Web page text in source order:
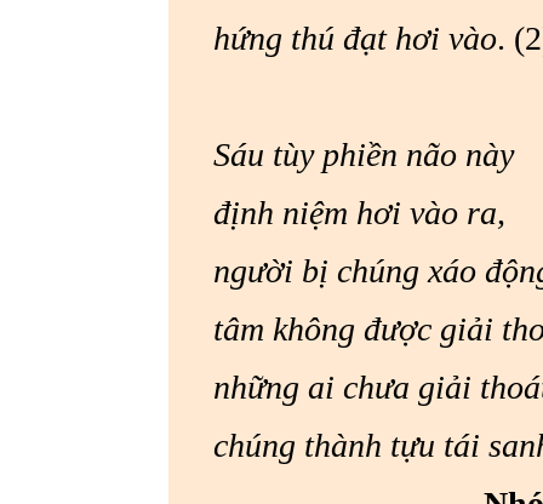
hứng thú đạt hơi vào.
Sáu tùy phiền
định niệm hơi vào ra,
người bị chúng xáo
tâm không được giải
những ai chưa giải
chúng thành tựu tái